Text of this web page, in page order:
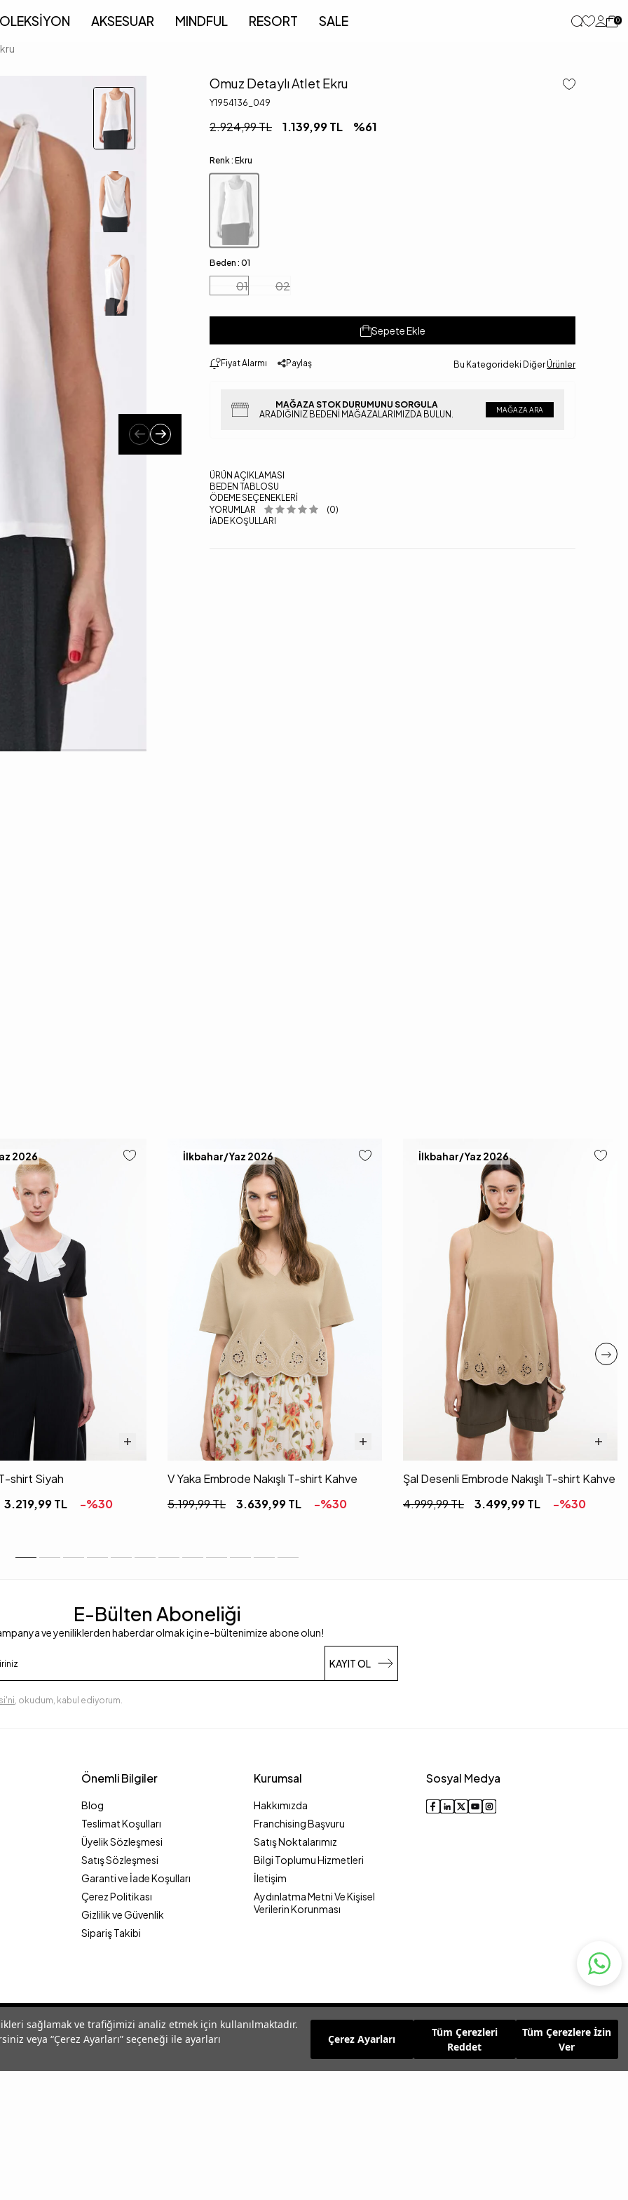
sağlamak ve trafiğimizi analiz etmek için kullanılmaktadır.
veya “Çerez Ayarları” seçeneği ile ayarları
Çerez Ayarları
Tüm Çerezleri
Reddet
Tüm Çerezlere İzin
Ver
AKSESUAR MINDFUL RESORT SALE 0
Omuz Detaylı Atlet Ekru
Y1954136_049
2.924,99TL 1.139,99TL %61
Renk : Ekru
Beden : 01
01 02
Sepete Ekle
Fiyat Alarmı Paylaş Bu Kategorideki Diğer Ürünler
MAĞAZA STOK DURUMUNU SORGULA
ARADIĞINIZ BEDENI MAĞAZALARIMIZDA BULUN.
MAĞAZA ARA
ÜRÜN AÇIKLAMASI
BEDEN TABLOSU
ÖDEME SEÇENEKLERI
YORUMLAR
(0)
İADE KOŞULLARI
2026
shirt Siyah
3.219,99TL -%30
İlkbahar/Yaz 2026
V Yaka Embrode Nakışlı T-shirt Kahve
5.199,99TL 3.639,99TL -%30
İlkbahar/Yaz 2026
Şal Desenli Embrode Nakışlı T-shirt Kahve
4.999,99TL 3.499,99TL -%30
E-Bülten Aboneliği
ve yeniliklerden haberdar olmak için e-bültenimize abone olun!
KAYIT OL
, okudum, kabul ediyorum.
Önemli Bilgiler
Blog
Teslimat Koşulları
Üyelik Sözleşmesi
Satış Sözleşmesi
Garanti ve İade Koşulları
Çerez Politikası
Gizlilik ve Güvenlik
Sipariş Takibi
Kurumsal
Hakkımızda
Franchising Başvuru
Satış Noktalarımız
Bilgi Toplumu Hizmetleri
İletişim
Aydınlatma Metni Ve Kişisel
Verilerin Korunması
Sosyal Medya